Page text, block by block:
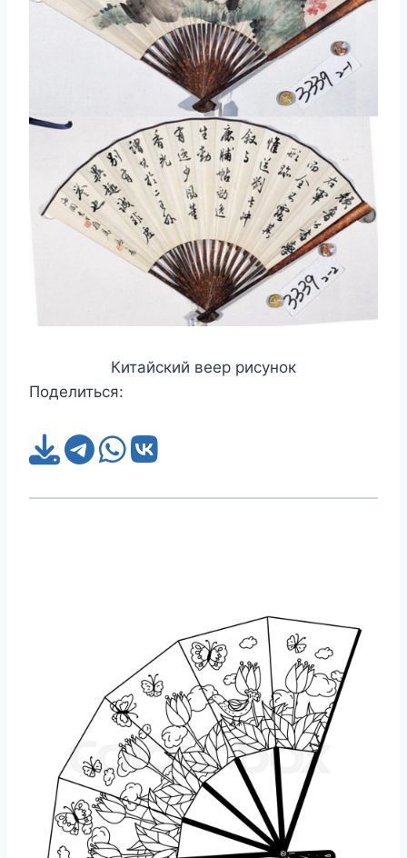
Китайский веер рисунок
Поделиться: